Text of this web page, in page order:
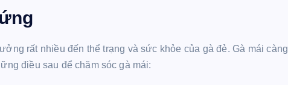
rất nhiều đến thể trạng và sức khỏe của gà đẻ. Gà mái càng
điều sau để chăm sóc gà mái: